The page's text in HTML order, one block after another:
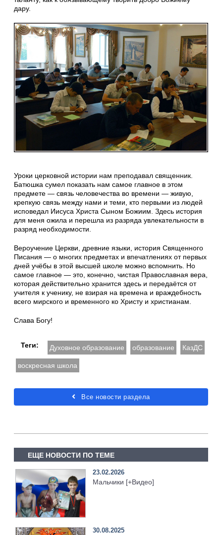
дару.
Уроки церковной истории нам преподавал священник.
Батюшка сумел показать нам самое главное в этом
предмете — связь человечества во времени — живую,
крепкую связь между нами и теми, кто первыми из людей
исповедал Иисуса Христа Сыном Божиим. Здесь история
для меня ожила и перешла из разряда увлекательности в
разряд необходимости.
Вероучение Церкви, древние языки, история Священного
Писания — о многих предметах и впечатлениях от первых
дней учёбы в этой высшей школе можно вспомнить. Но
самое главное — это, конечно, чистая Православная вера,
которая действительно хранится здесь и передаётся от
учителя к ученику, не взирая на времена и враждебность
всего мирского и временного ко Христу и христианам.
Слава Богу!
Теги: Духовное образование образование КазДС
воскресная школа
Все новости раздела
ЕЩЕ НОВОСТИ ПО ТЕМЕ
23.02.2026
Мальчики [+Видео]
30.08.2025